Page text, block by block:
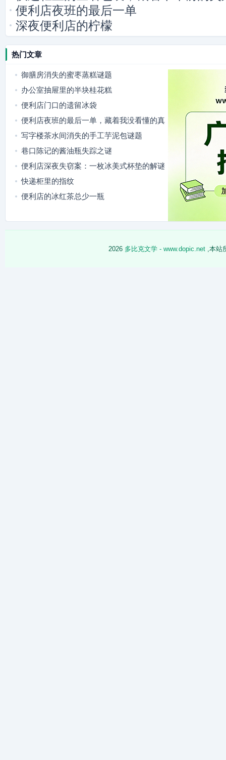
便利店夜班的最后一单
深夜便利店的柠檬
热门文章
御膳房消失的蜜枣蒸糕谜题
办公室抽屉里的半块桂花糕
便利店门口的遗留冰袋
便利店夜班的最后一单，藏着我没看懂的真
相
写字楼茶水间消失的手工芋泥包谜题
巷口陈记的酱油瓶失踪之谜
便利店深夜失窃案：一枚冰美式杯垫的解谜
快递柜里的指纹
便利店的冰红茶总少一瓶
2026 多比克文学 - www.dopic.net ,本站